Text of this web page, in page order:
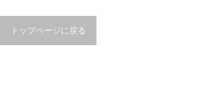
トップページに戻る